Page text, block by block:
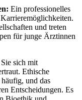
Ein professionelles
und treten
für junge Ärztinnen
sich mit
Ethische
und das
Entscheidungen. Es